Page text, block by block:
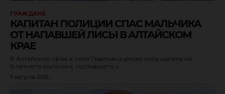
ГРАЖДАНЕ
КАПИТАН ПОЛИЦИИ СПАС МАЛЬЧИКА
ОТ НАПАВШЕЙ ЛИСЫ В АЛТАЙСКОМ
КРАЕ
В Алтайском крае в селе Павловка дикая лиса напала на
6‑летнего мальчика, гостившего у...
5 августа 2026